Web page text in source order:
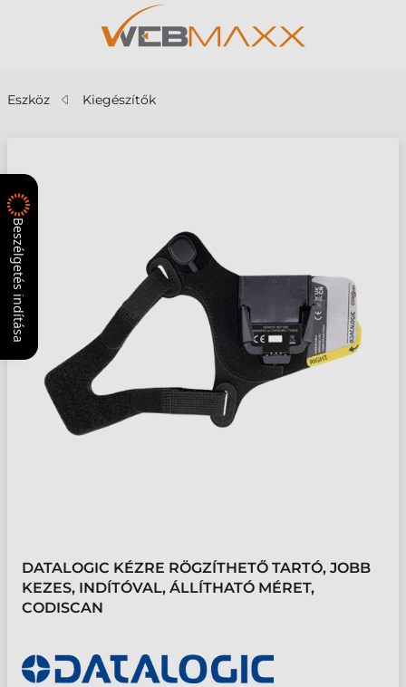
Eszköz Kiegészítők
DATALOGIC KÉZRE RÖGZÍTHETŐ TARTÓ, JOBB
KEZES, INDÍTÓVAL, ÁLLÍTHATÓ MÉRET,
CODISCAN
Beszélgetés indítása